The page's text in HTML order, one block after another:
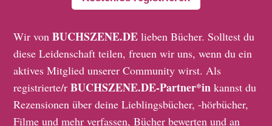
Wir vonBUCHSZENE.DE lieben Bücher. Solltest du
diese Leidenschaft teilen, freuen wir uns, wenn du ein
aktives Mitglied unserer Community wirst. Als
registrierte/rBUCHSZENE.DE-Partner*in kannst du
Rezensionen über deine Lieblingsbücher, -hörbücher,
Filme und mehr verfassen, Bücher bewerten und an